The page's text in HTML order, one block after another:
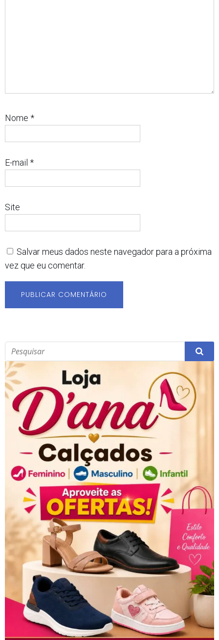
Nome *
E-mail *
Site
Salvar meus dados neste navegador para a próxima
vez que eu comentar.